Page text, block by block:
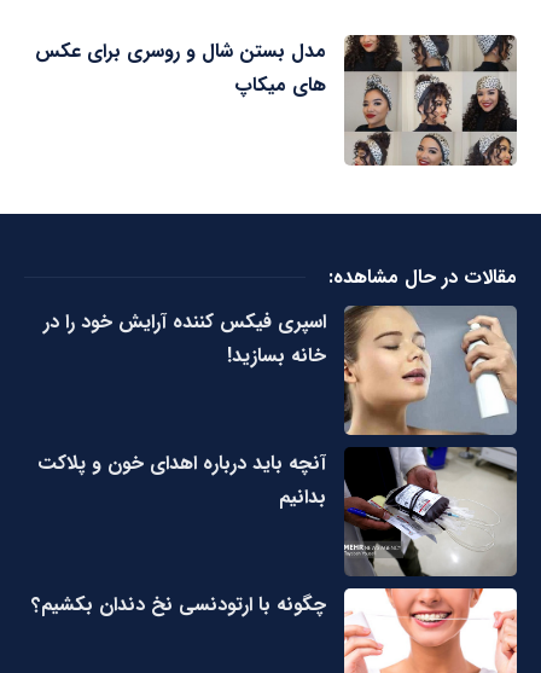
مدل بستن شال و روسری برای عکس
های میکاپ
مقالات در حال مشاهده:
اسپری فیکس کننده آرایش خود را در
خانه بسازید!
آنچه باید درباره اهدای خون و پلاکت
بدانیم
چگونه با ارتودنسی نخ دندان بکشیم؟